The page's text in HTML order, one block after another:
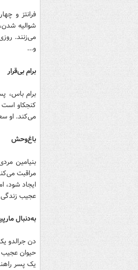
فرانتز و
شوالیه
می‌زنند.
و...
برام بی‌قرار
برام باس،
کنجکاو
می‌کند. او
باغ‌وحش
بنیامین
مراقبت
ایجاد شود،
عجیب زندگی
به‌دنبال
دن جرالدو
حیوان عجیب
یک پسر